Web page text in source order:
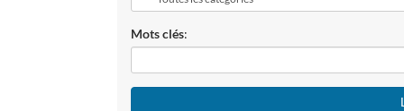
Mots clés: